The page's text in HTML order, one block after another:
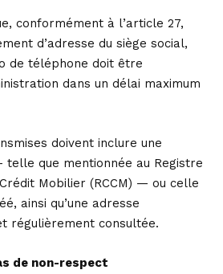
conformément à l’article 27,
d’adresse du siège social,
de téléphone doit être
dans un délai maximum
doivent inclure une
que mentionnée au Registre
Mobilier (RCCM) — ou celle
ainsi qu’une adresse
régulièrement consultée.
de non-respect